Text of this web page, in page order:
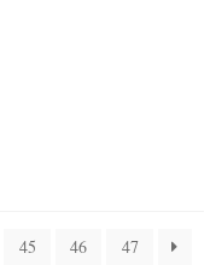
45 46 47